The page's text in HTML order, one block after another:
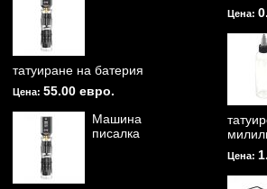
татуиране на батерия
Цена: 55.00 евро.
Машина
писалка
Цена:
Цена: